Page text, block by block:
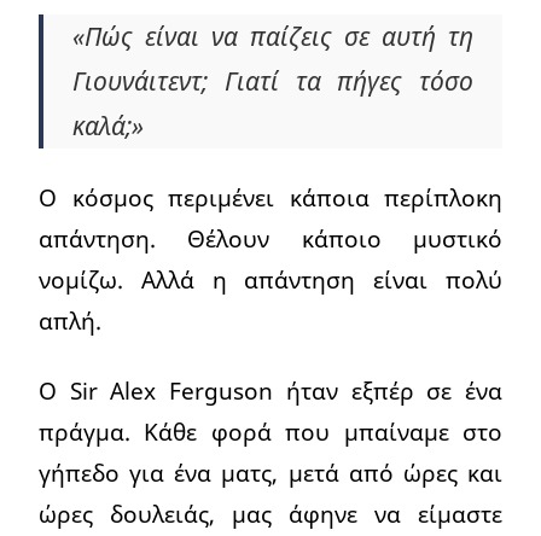
«Πώς είναι να παίζεις σε αυτή τη
Γιουνάιτεντ; Γιατί τα πήγες τόσο
καλά;»
Ο κόσμος περιμένει κάποια περίπλοκη
απάντηση. Θέλουν κάποιο μυστικό
νομίζω. Αλλά η απάντηση είναι πολύ
απλή.
Ο Sir Alex Ferguson ήταν εξπέρ σε ένα
πράγμα. Κάθε φορά που μπαίναμε στο
γήπεδο για ένα ματς, μετά από ώρες και
ώρες δουλειάς, μας άφηνε να είμαστε